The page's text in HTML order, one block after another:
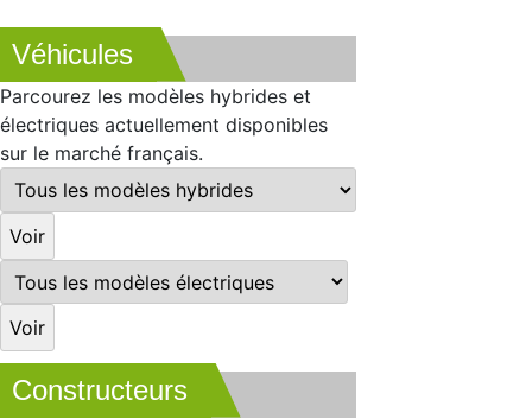
Véhicules
Parcourez les modèles hybrides et
électriques actuellement disponibles
sur le marché français.
Constructeurs